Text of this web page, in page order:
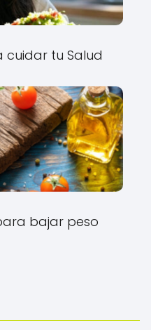
cuidar tu Salud
bajar peso